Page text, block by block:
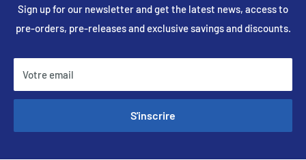
Sign up for our newsletter and get the latest news, access to
pre-orders, pre-releases and exclusive savings and discounts.
Votre email
S'inscrire